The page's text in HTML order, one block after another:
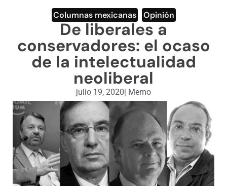
ENGLISH SECTION
VIDEOS
Columnas mexicanas Opinión
De liberales a
conservadores: el ocaso
de la intelectualidad
neoliberal
julio 19, 2020| Memo